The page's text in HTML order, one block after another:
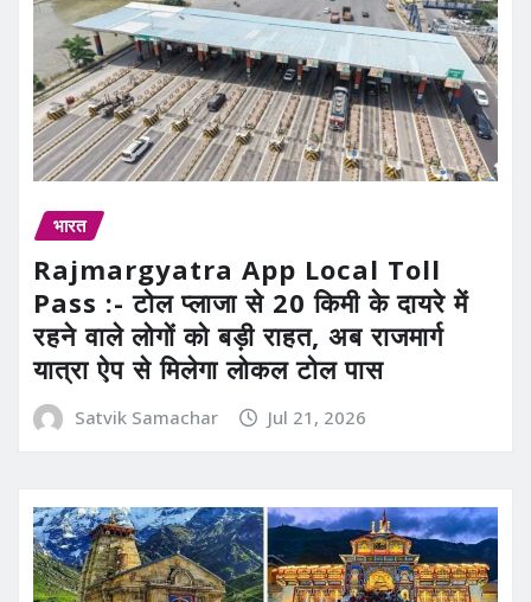
भारत
Rajmargyatra App Local Toll
Pass :- टोल प्लाजा से 20 किमी के दायरे में
रहने वाले लोगों को बड़ी राहत, अब राजमार्ग
यात्रा ऐप से मिलेगा लोकल टोल पास
Satvik Samachar Jul 21, 2026